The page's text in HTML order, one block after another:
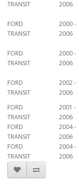
TRANSIT
2006
FORD
TRANSIT
2000 -
2006
FORD
TRANSIT
2000 -
2006
FORD
TRANSIT
2002 -
2006
FORD
TRANSIT
2001 -
2006
FORD
TRANSIT
2004 -
2006
FORD
TRANSIT
2004 -
2006